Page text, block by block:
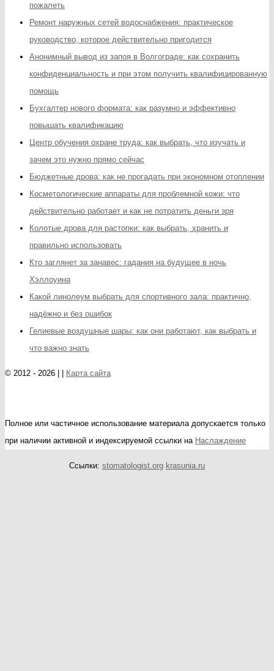
пожалеть
Ремонт наружных сетей водоснабжения: практическое
руководство, которое действительно пригодится
Анонимный вывод из запоя в Волгограде: как сохранить
конфиденциальность и при этом получить квалифицированную
помощь
Бухгалтер нового формата: как разумно и эффективно
повышать квалификацию
Центр обучения охране труда: как выбрать, что изучать и
зачем это нужно прямо сейчас
Бюджетные дрова: как не прогадать при экономном отоплении
Косметологические аппараты для проблемной кожи: что
действительно работает и как не потратить деньги зря
Колотые дрова для растопки: как выбрать, хранить и
правильно использовать
Кто заглянет за занавес: гадания на будущее в ночь
Хэллоуина
Какой линолеум выбрать для спортивного зала: практично,
надёжно и без ошибок
Гелиевые воздушные шары: как они работают, как выбрать и
что важно знать
© 2012 - 2026 | | Карта сайта
Полное или частичное использование материала допускается только
при наличии активной и индексируемой ссылки на Наслаждение
Ссылки: stomatologist.org krasunia.ru